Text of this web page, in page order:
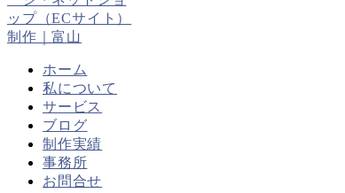
ホーム
私について
サービス
ブログ
制作実績
事務所
お問合せ